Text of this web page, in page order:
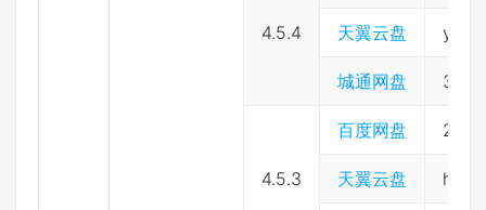
4.5.4 天翼云盘 ybv8
城通网盘
4.5.3
百度网盘 2333
天翼云盘 hnh7